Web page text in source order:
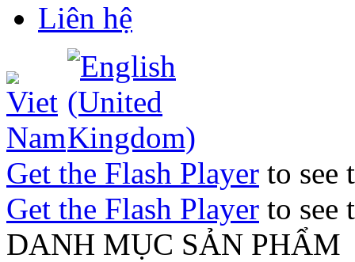
Liên hệ
Get the Flash Player to see
Get the Flash Player to see
DANH MỤC SẢN PHẨM